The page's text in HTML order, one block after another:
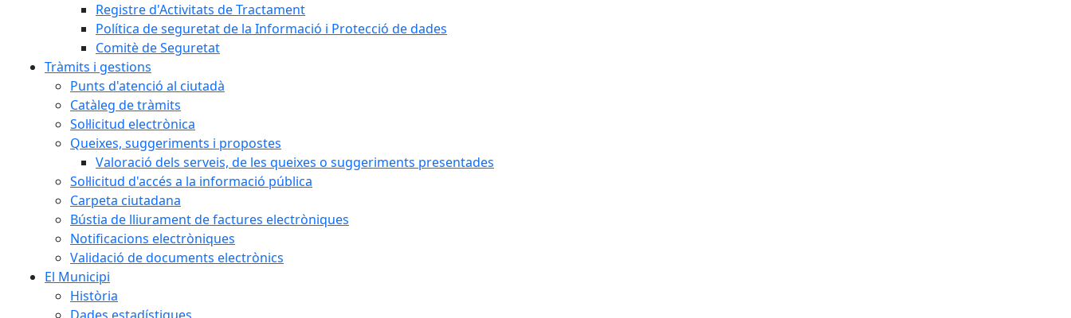
Registre d'Activitats de Tractament
Política de seguretat de la Informació i Protecció de dades
Comitè de Seguretat
Tràmits i gestions
Punts d'atenció al ciutadà
Catàleg de tràmits
Sol·licitud electrònica
Queixes, suggeriments i propostes
Valoració dels serveis, de les queixes o suggeriments presentades
Sol·licitud d'accés a la informació pública
Carpeta ciutadana
Bústia de lliurament de factures electròniques
Notificacions electròniques
Validació de documents electrònics
El Municipi
Història